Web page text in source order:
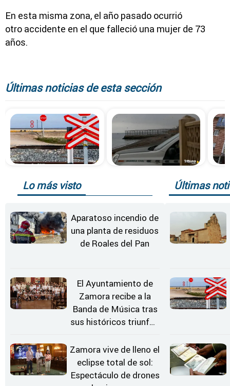
En esta misma zona, el año pasado ocurrió
otro accidente en el que falleció una mujer de 73
años.
Últimas noticias de esta sección
Lo más visto
Aparatoso incendio de
una planta de residuos
de Roales del Pan
El Ayuntamiento de
Zamora recibe a la
Banda de Música tras
sus históricos triunfos
Zamora vive de lleno el
eclipse total de sol:
Espectáculo de drones
Últimas